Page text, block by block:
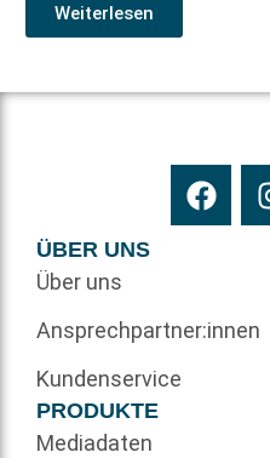
Weiterlesen
ÜBER UNS
Über uns
Ansprechpartner:innen
Kundenservice
PRODUKTE
Mediadaten